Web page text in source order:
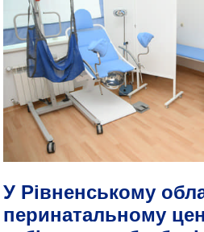
У Рівненському
перинатальному